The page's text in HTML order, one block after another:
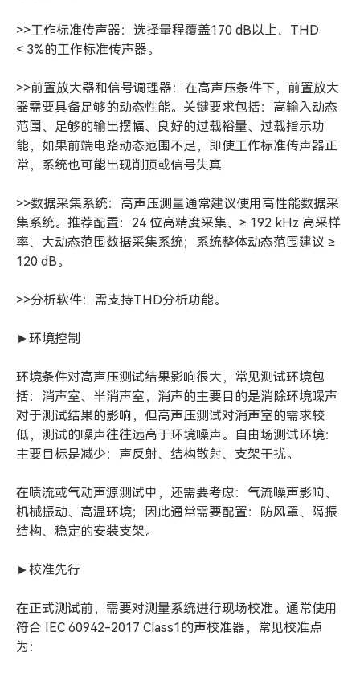
>>工作标准传声器：选择量程覆盖170 dB以上、THD
< 3%的工作标准传声器。
>>前置放大器和信号调理器：在高声压条件下，前置放大
器需要具备足够的动态性能。关键要求包括：高输入动态
范围、足够的输出摆幅、良好的过载裕量、过载指示功
能，如果前端电路动态范围不足，即使工作标准传声器正
常，系统也可能出现削顶或信号失真
>>数据采集系统：高声压测量通常建议使用高性能数据采
集系统。推荐配置：24 位高精度采集、≥ 192 kHz 高采样
率、大动态范围数据采集系统；系统整体动态范围建议 ≥
120 dB。
>>分析软件：需支持THD分析功能。
►环境控制
环境条件对高声压测试结果影响很大，常见测试环境包
括：消声室、半消声室，消声的主要目的是消除环境噪声
对于测试结果的影响，但高声压测试对消声室的需求较
低，测试的噪声往往远高于环境噪声。自由场测试环境：
主要目标是减少：声反射、结构散射、支架干扰。
在喷流或气动声源测试中，还需要考虑：气流噪声影响、
机械振动、高温环境；因此通常需要配置：防风罩、隔振
结构、稳定的安装支架。
►校准先行
在正式测试前，需要对测量系统进行现场校准。通常使用
符合 IEC 60942-2017 Class1的声校准器，常见校准点
为：